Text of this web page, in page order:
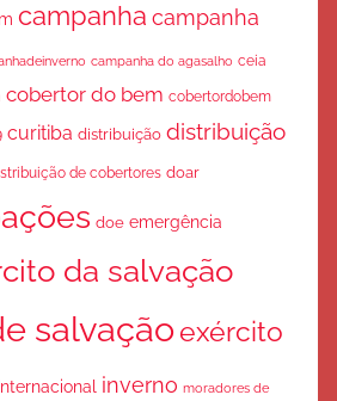
campanha campanha
campanha do agasalho ceia
cobertor do bem cobertordobem
curitiba distribuição distribuição
de cobertores doar
doe emergência
da salvação
salvaçãoexército
Internacional inverno moradores de